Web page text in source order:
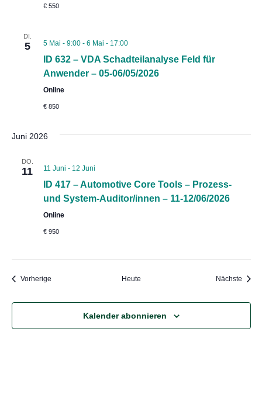
€ 550
DI.
5 5 Mai - 9:00- 6 Mai - 17:00
ID 632 – VDA Schadteilanalyse Feld für
Anwender – 05-06/05/2026
Online
€ 850
Juni 2026
DO.
11 11 Juni - 12 Juni
ID 417 – Automotive Core Tools – Prozess-
und System-Auditor/innen – 11-12/06/2026
Online
€ 950
VorherigeVeranstaltungen Heute Nächste
Kalender abonnieren